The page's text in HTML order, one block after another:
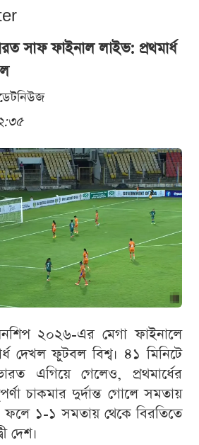
সাফ ফাইনাল লাইভ: প্রথমার্ধ
২০২৬-এর মেগা ফাইনালে
দেখল ফুটবল বিশ্ব। ৪১ মিনিটে
এগিয়ে গেলেও, প্রথমার্ধের
চাকমার দুর্দান্ত গোলে সমতায়
ফলে ১-১ সমতায় থেকে বিরতিতে
দেশ।